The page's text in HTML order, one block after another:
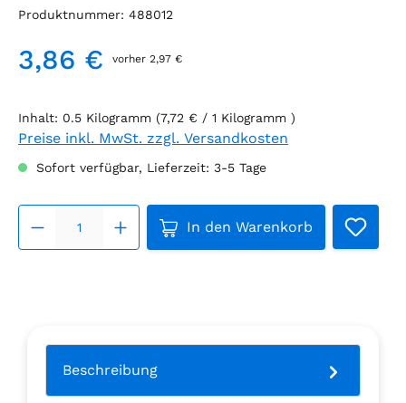
Produktnummer: 488012
Regulärer Preis:
3,86 € vorher 2,97 €
Inhalt: 0.5 Kilogramm (7,72 € / 1 Kilogramm )
Preise inkl. MwSt. zzgl. Versandkosten
Sofort verfügbar, Lieferzeit: 3-5 Tage
Produkt Anzahl: Gib den
In den Warenkorb
Beschreibung